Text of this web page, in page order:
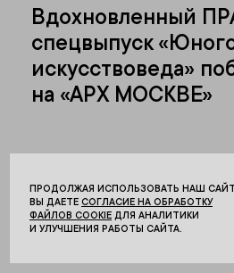
Вдохновленный
спецвыпуск
искусствоведа»
на «АРХ МОСКВЕ»
Специальный номер
искусствовед» об
подготовленный под
PIONEER, стал
«АРХ МОСКВА» в номинации
ПРОДОЛЖАЯ ИСПОЛЬЗОВАТЬ НАШ
ВЫ ДАЕТЕ СОГЛАСИЕ НА ОБРАБОТКУ
ФАЙЛОВ COOKIE ДЛЯ АНАЛИТИКИ
И УЛУЧШЕНИЯ РАБОТЫ САЙТА.